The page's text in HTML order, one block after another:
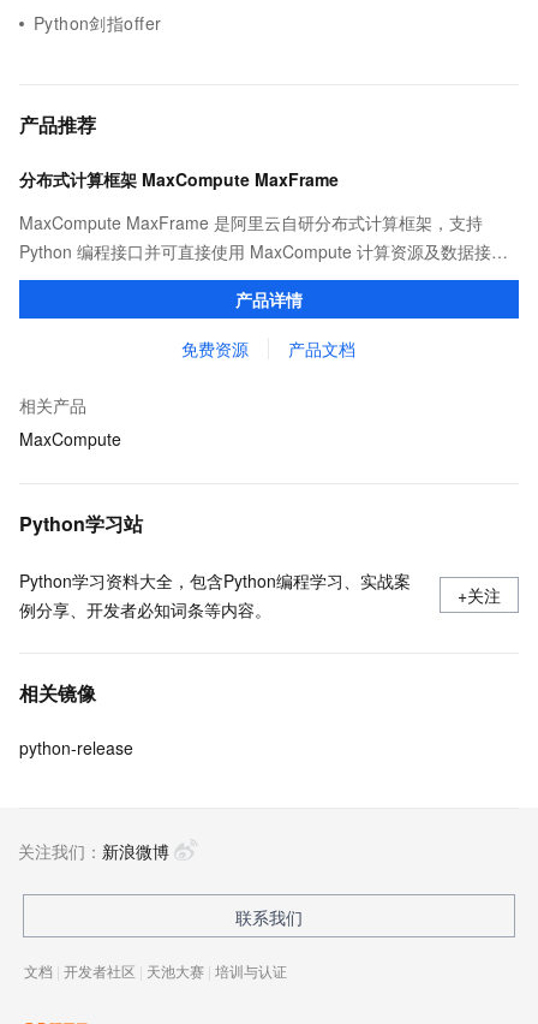
Python剑指offer
产品推荐
分布式计算框架 MaxCompute MaxFrame
MaxCompute MaxFrame 是阿里云自研分布式计算框架，支持
Python 编程接口并可直接使用 MaxCompute 计算资源及数据接
口，与 MaxCompute Notebook、镜像管理等功能共同构成
MaxCompute 完整 Python 开发生态。
产品详情
免费资源 产品文档
相关产品
MaxCompute
Python学习站
Python学习资料大全，包含Python编程学习、实战案
例分享、开发者必知词条等内容。
+关注
相关镜像
python-release
关注我们： 新浪微博
联系我们
文档 | 开发者社区 | 天池大赛 | 培训与认证